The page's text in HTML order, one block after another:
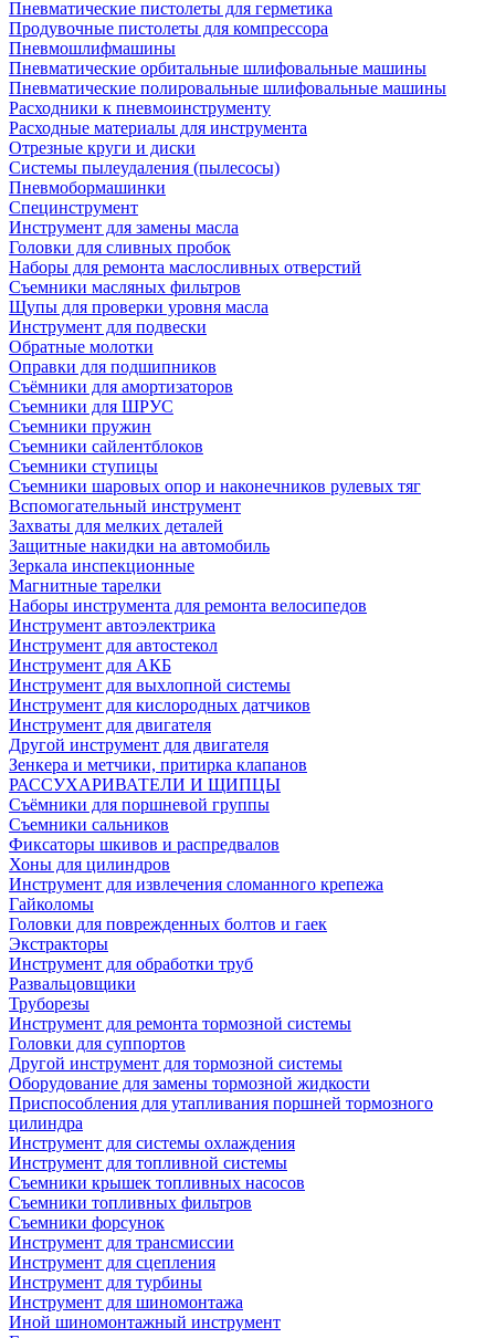
Пневматические пистолеты для герметика
Продувочные пистолеты для компрессора
Пневмошлифмашины
Пневматические орбитальные шлифовальные машины
Пневматические полировальные шлифовальные машины
Расходники к пневмоинструменту
Расходные материалы для инструмента
Отрезные круги и диски
Системы пылеудаления (пылесосы)
Пневмобормашинки
Специнструмент
Инструмент для замены масла
Головки для сливных пробок
Наборы для ремонта маслосливных отверстий
Съемники масляных фильтров
Щупы для проверки уровня масла
Инструмент для подвески
Обратные молотки
Оправки для подшипников
Съёмники для амортизаторов
Съемники для ШРУС
Съемники пружин
Съемники сайлентблоков
Съемники ступицы
Съемники шаровых опор и наконечников рулевых тяг
Вспомогательный инструмент
Захваты для мелких деталей
Защитные накидки на автомобиль
Зеркала инспекционные
Магнитные тарелки
Наборы инструмента для ремонта велосипедов
Инструмент автоэлектрика
Инструмент для автостекол
Инструмент для АКБ
Инструмент для выхлопной системы
Инструмент для кислородных датчиков
Инструмент для двигателя
Другой инструмент для двигателя
Зенкера и метчики, притирка клапанов
РАССУХАРИВАТЕЛИ И ЩИПЦЫ
Съёмники для поршневой группы
Съемники сальников
Фиксаторы шкивов и распредвалов
Хоны для цилиндров
Инструмент для извлечения сломанного крепежа
Гайколомы
Головки для поврежденных болтов и гаек
Экстракторы
Инструмент для обработки труб
Развальцовщики
Труборезы
Инструмент для ремонта тормозной системы
Головки для суппортов
Другой инструмент для тормозной системы
Оборудование для замены тормозной жидкости
Приспособления для утапливания поршней тормозного
цилиндра
Инструмент для системы охлаждения
Инструмент для топливной системы
Съемники крышек топливных насосов
Съемники топливных фильтров
Съемники форсунок
Инструмент для трансмиссии
Инструмент для сцепления
Инструмент для турбины
Инструмент для шиномонтажа
Иной шиномонтажный инструмент